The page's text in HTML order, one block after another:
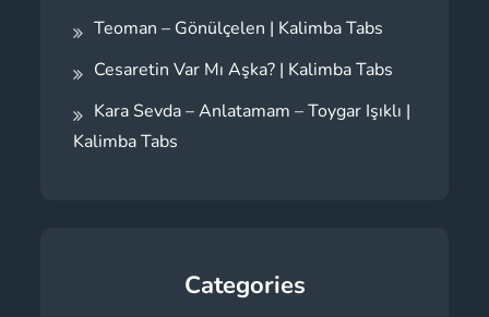
Teoman – Gönülçelen | Kalimba Tabs
Cesaretin Var Mı Aşka? | Kalimba Tabs
Kara Sevda – Anlatamam – Toygar Işıklı |
Kalimba Tabs
Categories